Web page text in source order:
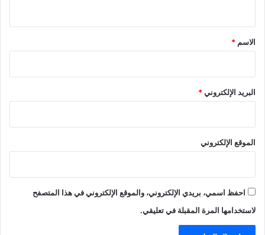
*
الاسم *
البريد الإلكتروني*
الموقع الإلكتروني
احفظ اسمي، بريدي الإلكتروني، والموقع الإلكتروني في هذا المتصفح
لاستخدامها المرة المقبلة في تعليقي.